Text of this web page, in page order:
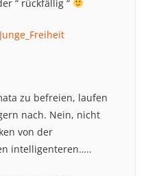
“ rückfällig “
zu befreien, laufen
nach. Nein, nicht
von der
intelligenteren…..